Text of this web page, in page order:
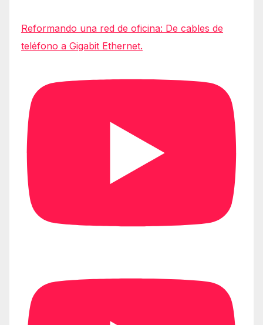
Reformando una red de oficina: De cables de
teléfono a Gigabit Ethernet.